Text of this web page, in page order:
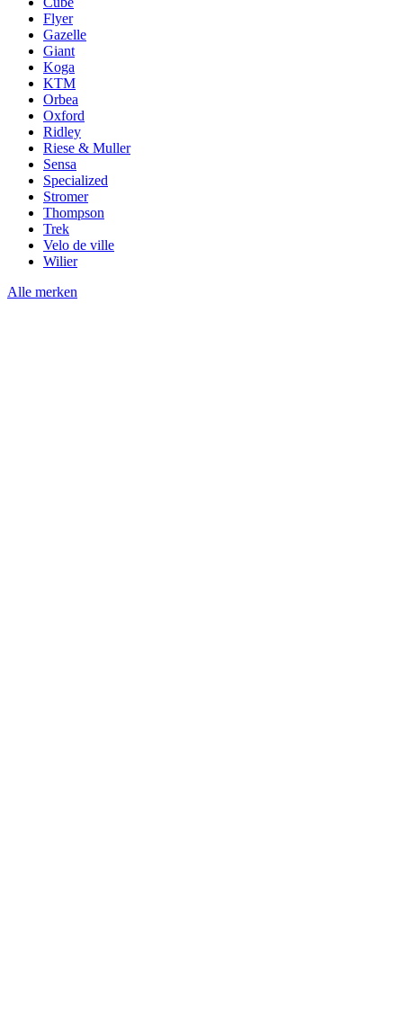
Flyer
Gazelle
Giant
Koga
KTM
Orbea
Oxford
Ridley
Riese & Muller
Sensa
Specialized
Stromer
Thompson
Trek
Velo de ville
Wilier
Alle merken